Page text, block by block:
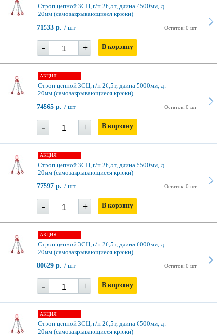
Строп цепной 3СЦ, г/п 26,5т, длина 4500мм, д.
20мм (самозакрывающиеся крюки)
Остаток: 0 шт
71533 р. / шт
- + В корзину
АКЦИЯ
Строп цепной 3СЦ, г/п 26,5т, длина 5000мм, д.
20мм (самозакрывающиеся крюки)
Остаток: 0 шт
74565 р. / шт
- + В корзину
АКЦИЯ
Строп цепной 3СЦ, г/п 26,5т, длина 5500мм, д.
20мм (самозакрывающиеся крюки)
Остаток: 0 шт
77597 р. / шт
- + В корзину
АКЦИЯ
Строп цепной 3СЦ, г/п 26,5т, длина 6000мм, д.
20мм (самозакрывающиеся крюки)
Остаток: 0 шт
80629 р. / шт
- + В корзину
АКЦИЯ
Строп цепной 3СЦ, г/п 26,5т, длина 6500мм, д.
20мм (самозакрывающиеся крюки)